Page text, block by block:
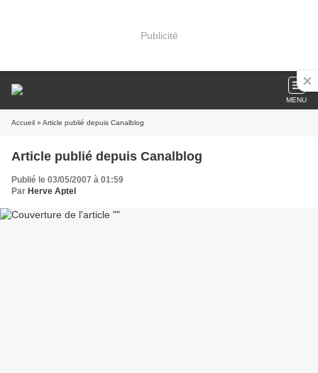
Publicité
MENU
Accueil » Article publié depuis Canalblog
Article publié depuis Canalblog
Publié le 03/05/2007 à 01:59
Par Herve Aptel